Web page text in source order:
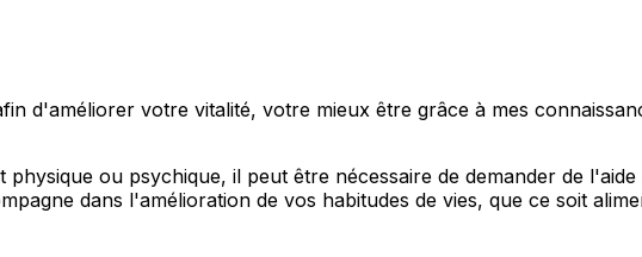
d'améliorer votre vitalité, votre mieux être grâce à mes
ou psychique, il peut être nécessaire de demander de
dans l'amélioration de vos habitudes de vies, que ce soit